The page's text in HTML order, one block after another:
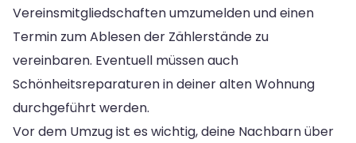
Vereinsmitgliedschaften umzumelden und einen
Termin zum Ablesen der Zählerstände zu
vereinbaren. Eventuell müssen auch
Schönheitsreparaturen in deiner alten Wohnung
durchgeführt werden.
Vor dem Umzug ist es wichtig, deine Nachbarn über